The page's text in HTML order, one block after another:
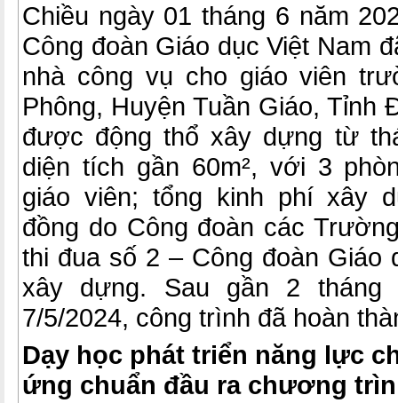
Chiều ngày 01 tháng 6 năm
Công đoàn Giáo dục Việt Nam
nhà công vụ cho giáo viên
Phông, Huyện Tuần Giáo, Tỉnh
được động thổ xây dựng từ
diện tích gần 60m², với 3
giáo viên; tổng kinh phí xây
đồng do Công đoàn các
thi đua số 2 – Công đoàn Giáo
xây dựng. Sau gần 2 tháng
7/5/2024, công trình đã hoàn
Dạy học phát triển năng lực
ứng chuẩn đầu ra chương